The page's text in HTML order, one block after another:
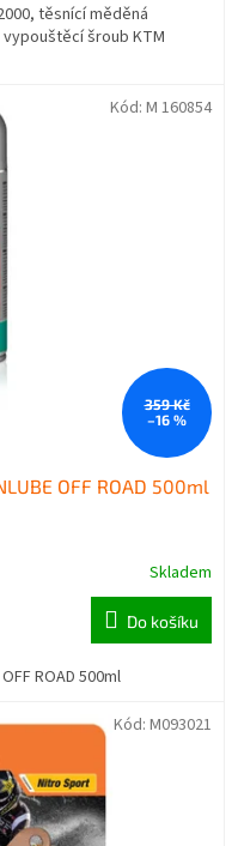
těsnící měděná
šroub KTM
359 Kč
–16 %
OFF ROAD 500ml
Skladem
Do košíku
ROAD 500ml
Kód: M 160854
Kód: M093021